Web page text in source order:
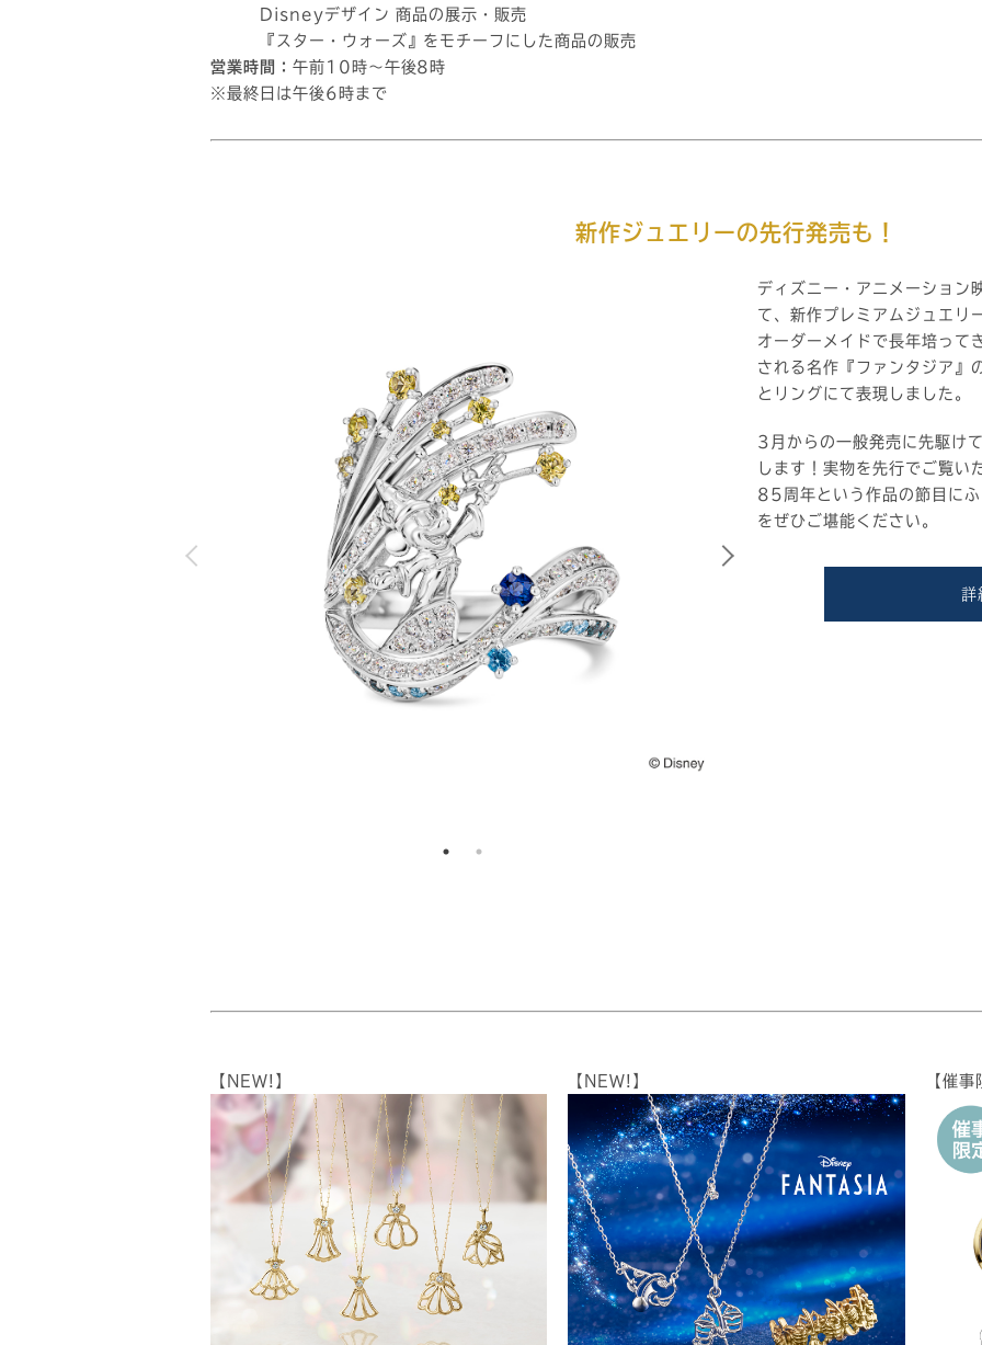
Disneyデザイン 商品の展示・販売
『スター・ウォーズ』をモチーフにした商品の販売
営業時間： 午前10時～午後8時
※最終日は午後6時まで
新作ジュエリーの先行発売も！
ディズニー・アニメーショ
て、新作プレミアムジュエリ
オーダーメイドで長年培って
される名作『ファンタジア』
とリングにて表現しました。
3月からの一般発売に先駆け
します！実物を先行でご覧い
85周年という作品の節目に
をぜひご堪能ください。
詳
【NEW!】 【NEW!】 【催事